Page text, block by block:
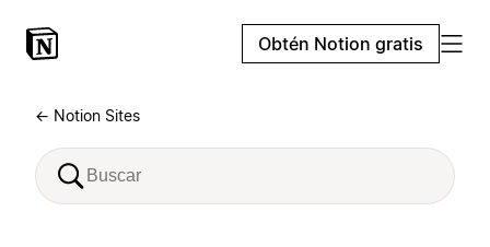
Obtén Notion gratis
← Notion Sites